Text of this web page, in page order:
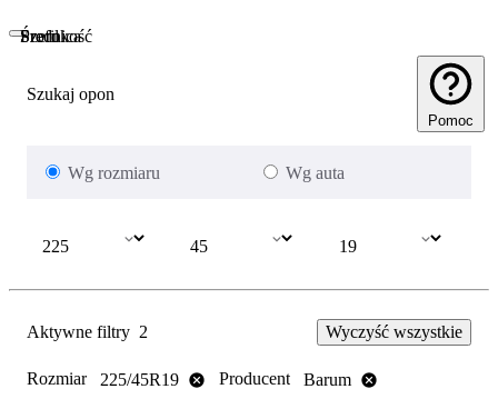
Szukaj opon
Pomoc
Wg rozmiaru Wg auta
Szerokość
Profil
Średnica
Aktywne filtry 2 Wyczyść wszystkie
Rozmiar 225/45R19 Producent Barum